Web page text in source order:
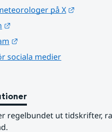
på X
sociala medier
regelbundet ut tidskrifter,